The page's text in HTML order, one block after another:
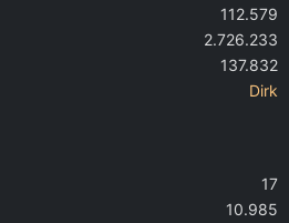
112.579
2.726.233
137.832
Dirk
17
10.985